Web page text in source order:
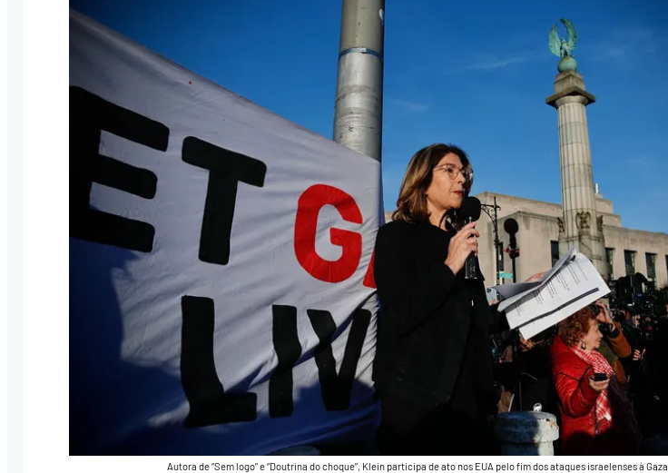
Autora de “Sem logo” e “Doutrina do choque”, Klein participa de ato nos EUA pelo fim dos ataques israelenses à Gaza